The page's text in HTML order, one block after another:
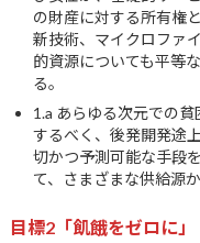
の財産に対する所有権
新技術、マイクロファ
的資源についても平等
る。
1.a あらゆる次元での
するべく、後発開発途
切かつ予測可能な手段
て、さまざまな供給源
目標2「飢餓をゼロに」